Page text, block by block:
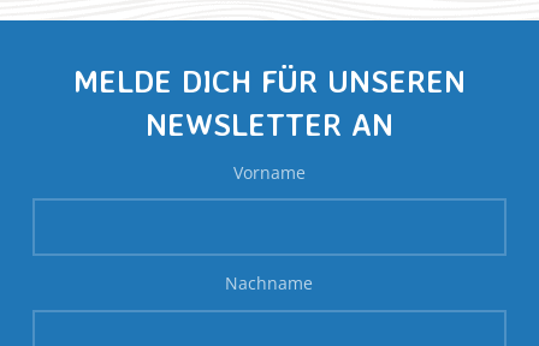
MELDE DICH FÜR UNSEREN
NEWSLETTER AN
Vorname
Nachname